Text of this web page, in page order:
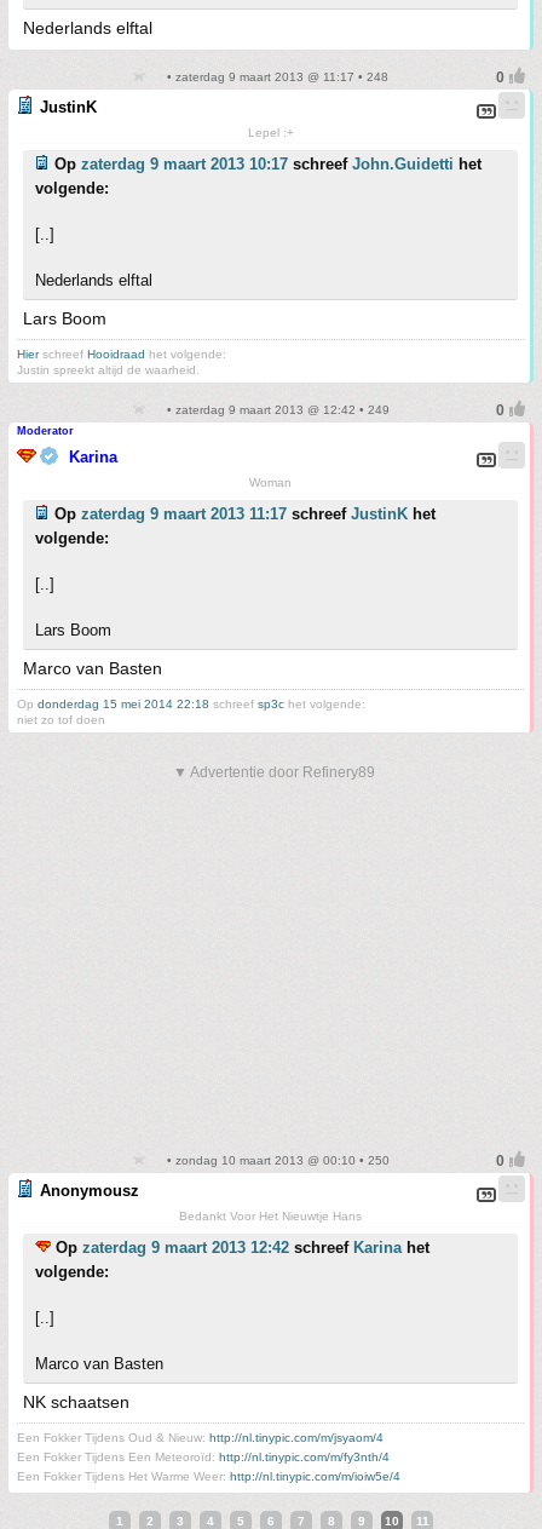
Nederlands elftal
• zaterdag 9 maart 2013 @ 11:17 • 248
JustinK
Lepel :+
Op zaterdag 9 maart 2013 10:17 schreef John.Guidetti het
volgende:
[..]
Nederlands elftal
Lars Boom
Hierschreef Hooidraad het volgende:
Justin spreekt altijd de waarheid.
• zaterdag 9 maart 2013 @ 12:42 • 249
Moderator
Karina
Woman
Op zaterdag 9 maart 2013 11:17 schreef JustinK het
volgende:
[..]
Lars Boom
Marco van Basten
Op donderdag 15 mei 2014 22:18 schreef sp3c het volgende:
niet zo tof doen
▼ Advertentie door Refinery89
• zondag 10 maart 2013 @ 00:10 • 250
Anonymousz
Bedankt Voor Het Nieuwtje Hans
Op zaterdag 9 maart 2013 12:42 schreef Karinahet
volgende:
[..]
Marco van Basten
NK schaatsen
Een Fokker Tijdens Oud & Nieuw: http://nl.tinypic.com/m/jsyaom/4
Een Fokker Tijdens Een Meteoroïd: http://nl.tinypic.com/m/fy3nth/4
Een Fokker Tijdens Het Warme Weer: http://nl.tinypic.com/m/ioiw5e/4
1 2 3 4 5 6 7 8 9 10 11